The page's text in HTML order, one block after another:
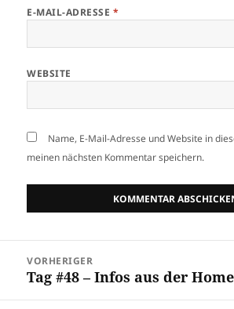
E-MAIL-ADRESSE *
WEBSITE
Name, E-Mail-Adresse und Website in
meinen nächsten Kommentar speichern.
VORHERIGER
Vorheriger
Tag #48 – Infos aus der